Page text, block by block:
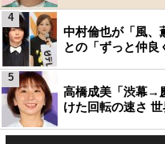
中村倫也が「風
との「ずっと仲良
4
高橋成美「渋幕→
けた回転の速さ
5